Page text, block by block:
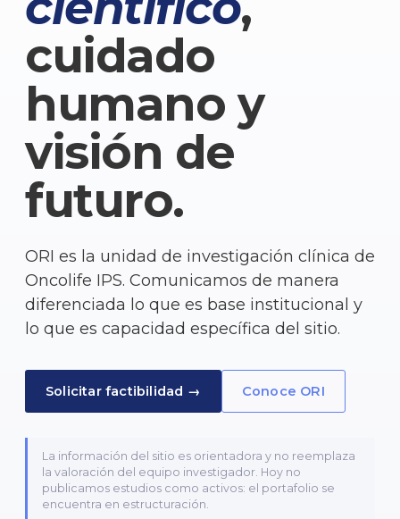
cuidado
humano y
visión de
futuro.
ORI es la unidad de investigación clínica de
Oncolife IPS. Comunicamos de manera
diferenciada lo que es base institucional y
lo que es capacidad específica del sitio.
Solicitar factibilidad → Conoce ORI
La información del sitio es orientadora y no reemplaza
la valoración del equipo investigador. Hoy no
publicamos estudios como activos: el portafolio se
encuentra en estructuración.